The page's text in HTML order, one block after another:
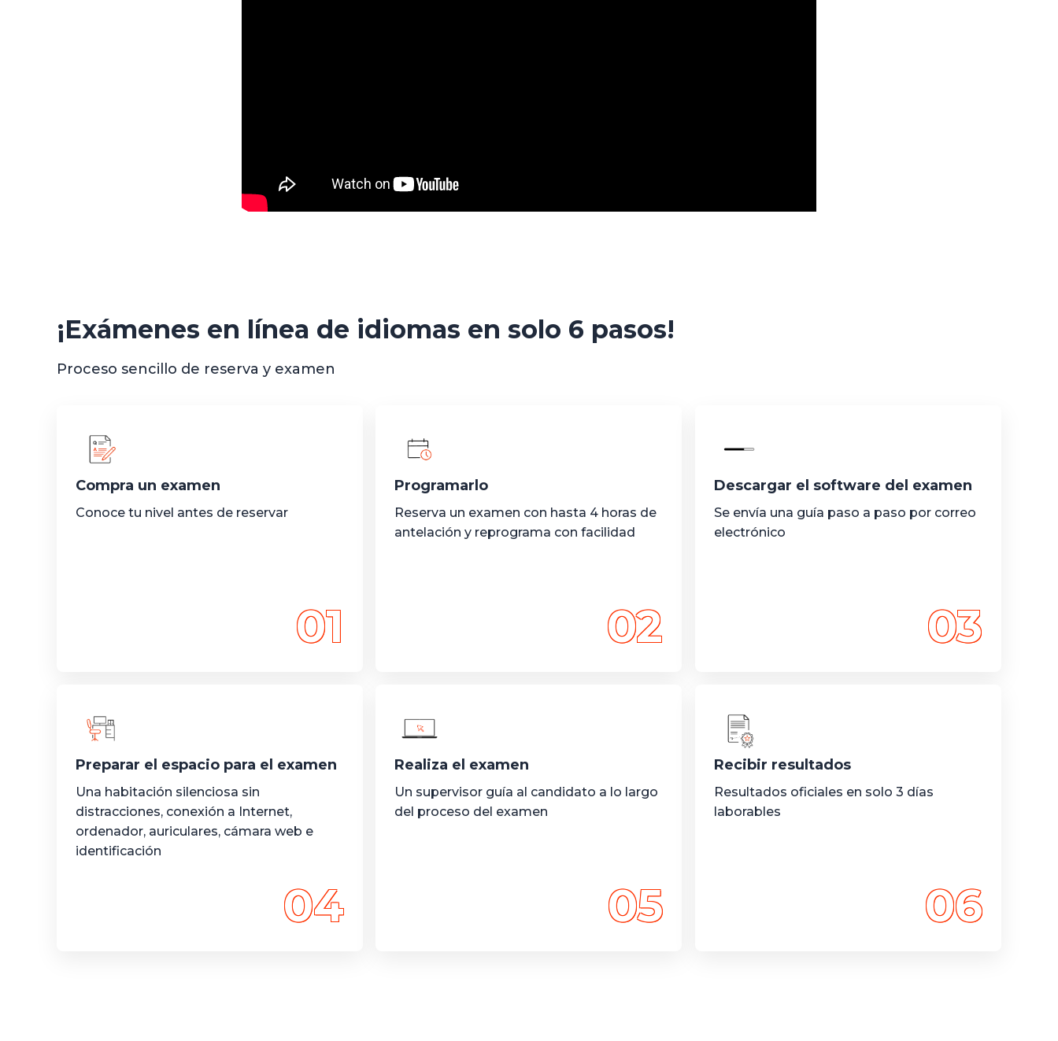
¡Exámenes en línea de idiomas en solo 6 pasos!
Proceso sencillo de reserva y examen
Compra un examen
Conoce tu nivel antes de reservar
01
Programarlo
Reserva un examen con hasta 4 horas de
antelación y reprograma con facilidad
02
Descargar el software del examen
Se envía una guía paso a paso por correo
electrónico
03
Preparar el espacio para el examen
Una habitación silenciosa sin
distracciones, conexión a Internet,
ordenador, auriculares, cámara web e
identificación
04
Realiza el examen
Un supervisor guía al candidato a lo largo
del proceso del examen
05
Recibir resultados
Resultados oficiales en solo 3 días
laborables
06